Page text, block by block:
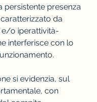
persistente presenza
da
e/o iperattività-
interferisce con lo
si evidenzia, sul
con